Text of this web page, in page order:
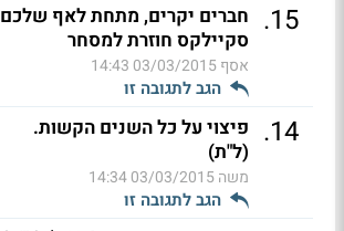
15
. חברים יקרים, מתחת לאף שלכם
סקיילקס חוזרת למסחר
אסף03/03/2015 14:43
הגב לתגובה זו
14
. פיצוי על כל השנים הקשות.
(ל"ת)
משה03/03/2015 14:34
הגב לתגובה זו